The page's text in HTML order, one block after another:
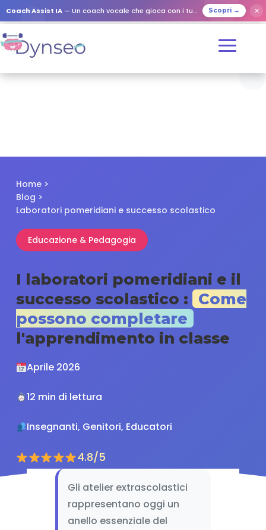
Coach Assist IA — Un coach vocale che gioca con i tuoi cari Scopri → ✕
Home >
Blog >
Laboratori pomeridiani e successo scolastico
Educazione & Pedagogia
I laboratori pomeridiani e il
successo scolastico :
Come
possono completare
l'apprendimento in classe
Aprile 2026
12 min di lettura
Insegnanti, Genitori, Educatori
4.8/5
Gli atelier extrascolastici
rappresentano oggi un
anello essenziale del